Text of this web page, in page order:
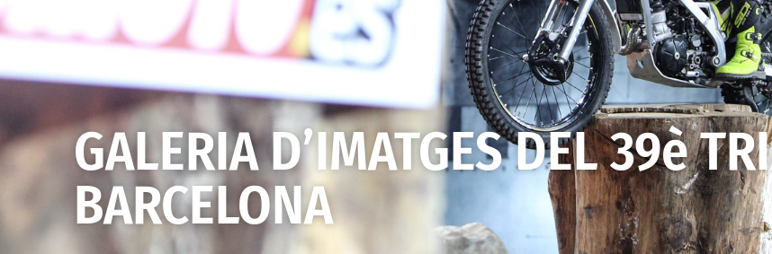
GALERIA D’IMATGES DEL 39è
BARCELONA